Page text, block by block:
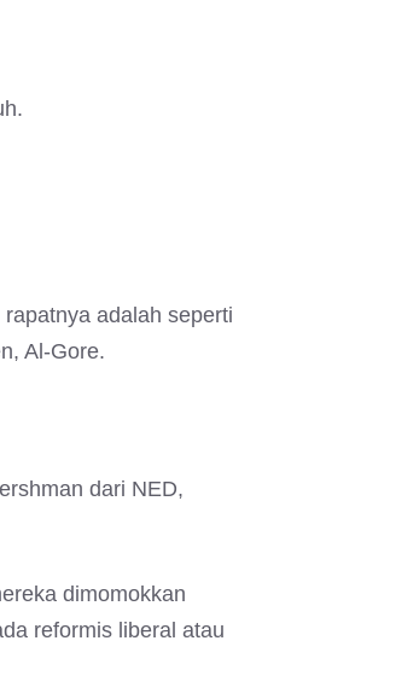
adalah seperti
Al-Gore.
dari NED,
dimomokkan
reformis liberal atau